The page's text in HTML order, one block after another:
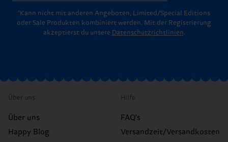
*Kann nicht mit anderen Angeboten, Limited/Special Editions
oder Sale Produkten kombiniert werden. Mit der Registrierung
akzeptierst du unsere Datenschutzrichtlinien.
Über uns
Über uns
Happy Blog
Hilfe
FAQ's
Versandzeit/Versandkosten